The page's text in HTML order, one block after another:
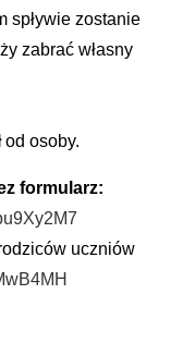
spływie zostanie
zabrać własny
od osoby.
formularz:
uczniów